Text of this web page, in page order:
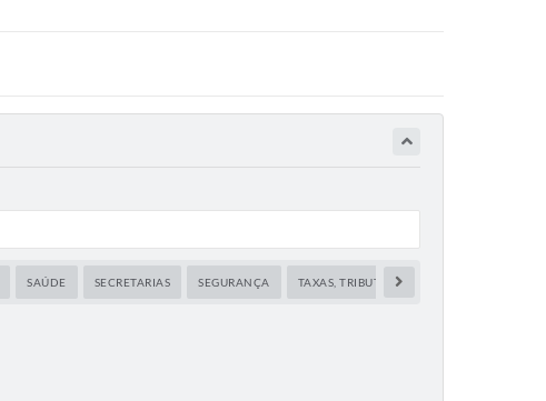
SAÚDE SECRETARIAS SEGURANÇA TAXAS, TRIBUTOS E IMPOSTOS